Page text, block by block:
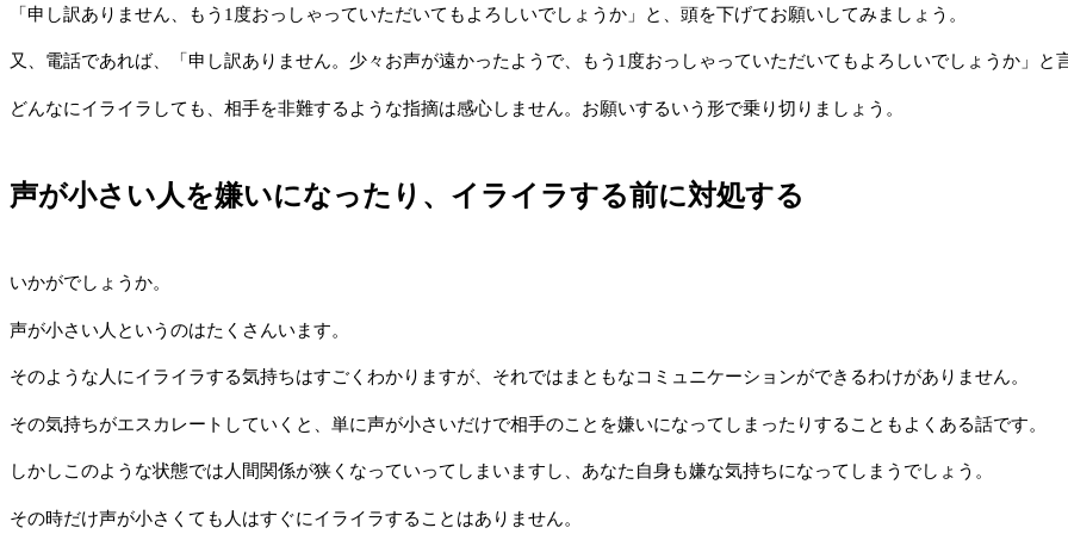
「申し訳ありません、もう1度おっしゃっていただいてもよろしいでしょうか」と、頭を下げてお願いしてみましょう。
又、電話であれば、「申し訳ありません。少々お声が遠かったようで、もう1度おっしゃっていただいてもよろしいでしょうか」と
どんなにイライラしても、相手を非難するような指摘は感心しません。お願いするいう形で乗り切りましょう。
声が小さい人を嫌いになったり、イライラする前に対処する
いかがでしょうか。
声が小さい人というのはたくさんいます。
そのような人にイライラする気持ちはすごくわかりますが、それではまともなコミュニケーションができるわけがありません。
その気持ちがエスカレートしていくと、単に声が小さいだけで相手のことを嫌いになってしまったりすることもよくある話です。
しかしこのような状態では人間関係が狭くなっていってしまいますし、あなた自身も嫌な気持ちになってしまうでしょう。
その時だけ声が小さくても人はすぐにイライラすることはありません。